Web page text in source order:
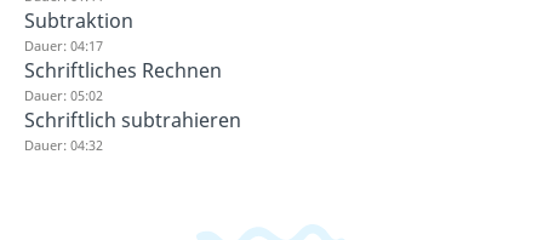
Subtraktion
Dauer: 04:17
Schriftliches Rechnen
Dauer: 05:02
Schriftlich subtrahieren
Dauer: 04:32